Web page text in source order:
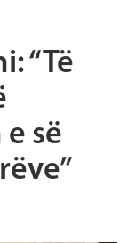
“Të
së